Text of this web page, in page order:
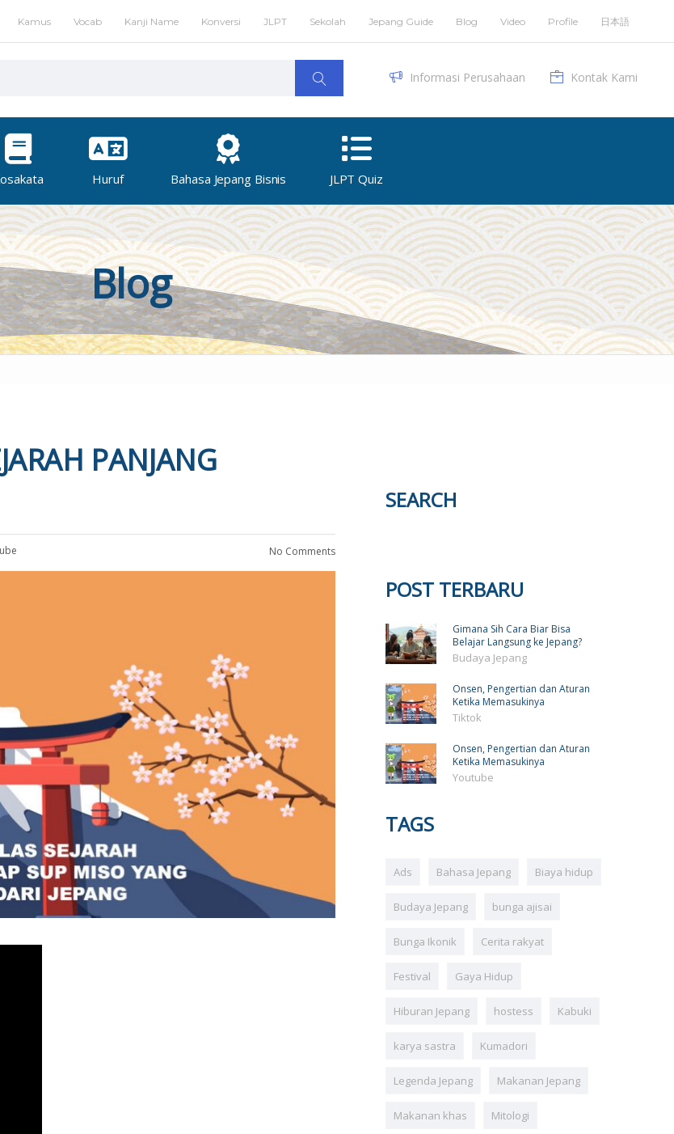
Kamus Vocab Kanji Name Konversi JLPT Sekolah Jepang Guide Blog Video Profile 日本語
Informasi Perusahaan Kontak Kami
Huruf Bahasa Jepang Bisnis JLPT Quiz
Blog
PANJANG
No Comments
SEARCH
POST TERBARU
Gimana Sih Cara Biar Bisa
Belajar Langsung ke Jepang?
Budaya Jepang
Onsen, Pengertian dan Aturan
Ketika Memasukinya
Tiktok
Onsen, Pengertian dan Aturan
Ketika Memasukinya
Youtube
TAGS
Ads Bahasa Jepang Biaya hidup
Budaya Jepang bunga ajisai
Bunga Ikonik Cerita rakyat
Festival Gaya Hidup
Hiburan Jepang hostess Kabuki
karya sastra Kumadori
Legenda Jepang Makanan Jepang
Makanan khas Mitologi